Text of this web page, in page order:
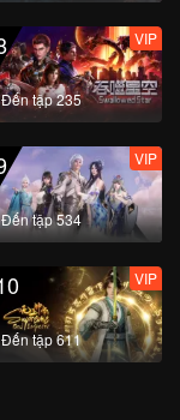
Đến tập 235
VIP
Đến tập 534
VIP
Đến tập 611
VIP